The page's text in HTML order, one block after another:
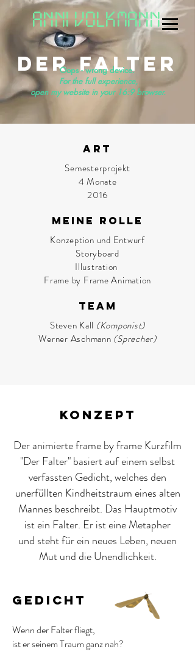
ANNI VOLKMANN
Der Falter
ART
Semesterprojekt
4 Monate
2016
meine ROlle
Konzeption und Entwurf
Storyboard
Illustration
Frame by Frame Animation
Team
Steven Kall (Komponist)
Werner Aschmann (Sprecher)
KonZEPT
Der animierte frame by frame Kurzfilm
"Der Falter" basiert auf einem selbst
verfassten Gedicht, welches den
unerfüllten Kindheitstraum eines alten
Mannes beschreibt. Das Hauptmotiv
ist ein Falter. Er ist eine Metapher
und steht für ein neues Leben, neuen
Mut und die Unendlichkeit.
Gedicht​
Wenn der Falter fliegt,
ist er seinem Traum ganz nah?
Oops - wrong device.
For the full experience,
open my website in your 16:9 browser.